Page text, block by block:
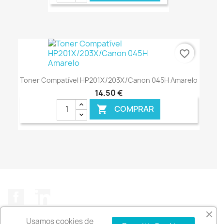
€ ONLINE
Toner Compatível HP201X/203X/Canon 045H Amarelo
14,50 €
 COMPRAR
favorite_border
Usamos cookies de